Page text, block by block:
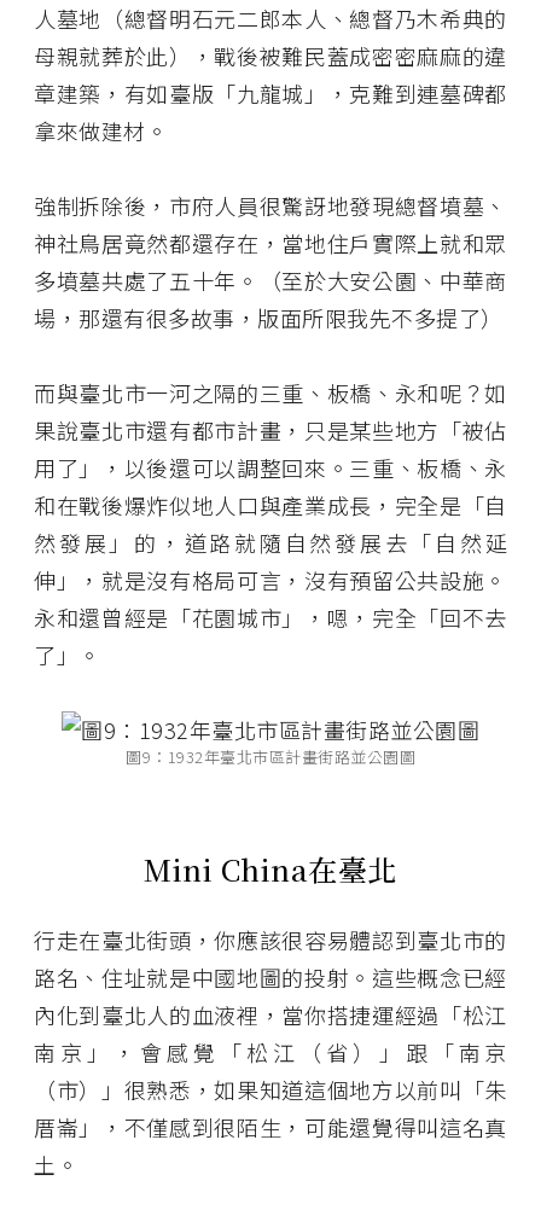
人墓地（總督明石元二郎本人、總督乃木希典的
母親就葬於此），戰後被難民蓋成密密麻麻的違
章建築，有如臺版「九龍城」，克難到連墓碑都
拿來做建材。
強制拆除後，市府人員很驚訝地發現總督墳墓、
神社鳥居竟然都還存在，當地住戶實際上就和眾
多墳墓共處了五十年。（至於大安公園、中華商
場，那還有很多故事，版面所限我先不多提了）
而與臺北市一河之隔的三重、板橋、永和呢？如
果說臺北市還有都市計畫，只是某些地方「被佔
用了」，以後還可以調整回來。三重、板橋、永
和在戰後爆炸似地人口與產業成長，完全是「自
然發展」的，道路就隨自然發展去「自然延
伸」，就是沒有格局可言，沒有預留公共設施。
永和還曾經是「花園城市」，嗯，完全「回不去
了」。
圖9：1932年臺北市區計畫街路並公園圖
Mini China在臺北
行走在臺北街頭，你應該很容易體認到臺北市的
路名、住址就是中國地圖的投射。這些概念已經
內化到臺北人的血液裡，當你搭捷運經過「松江
南京」，會感覺「松江（省）」跟「南京
（市）」很熟悉，如果知道這個地方以前叫「朱
厝崙」，不僅感到很陌生，可能還覺得叫這名真
土。